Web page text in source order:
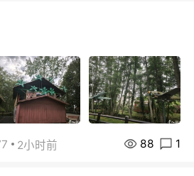
2小时前 88 1